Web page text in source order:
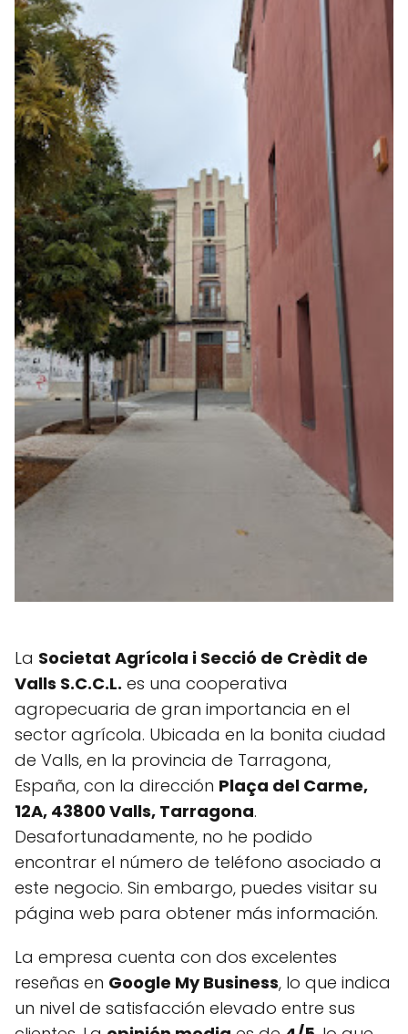
La Societat Agrícola i Secció de Crèdit de
Valls S.C.C.L. es una cooperativa
agropecuaria de gran importancia en el
sector agrícola. Ubicada en la bonita ciudad
de Valls, en la provincia de Tarragona,
España, con la dirección Plaça del Carme,
12A, 43800 Valls, Tarragona.
Desafortunadamente, no he podido
encontrar el número de teléfono asociado a
este negocio. Sin embargo, puedes visitar su
página web para obtener más información.
La empresa cuenta con dos excelentes
reseñas en Google My Business, lo que indica
un nivel de satisfacción elevado entre sus